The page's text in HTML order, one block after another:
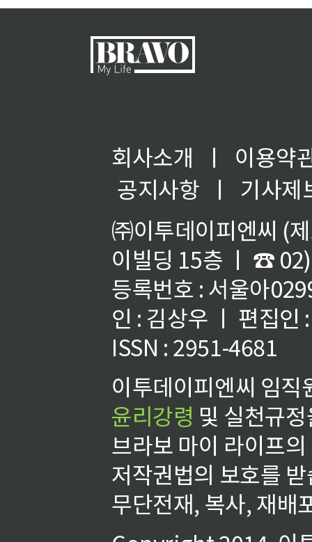
회사소개 ㅣ
이용약
공지사항
ㅣ
기사제
㈜이투데이피엔씨 (
이빌딩 15층 ㅣ ☎
등록번호 : 서울아
인 : 김상우 ㅣ 편집인
ISSN : 2951-4681
이투데이피엔씨 임
윤리강령 및 실천규
브라보 마이 라이프
저작권법의 보호를
무단전재, 복사, 재배